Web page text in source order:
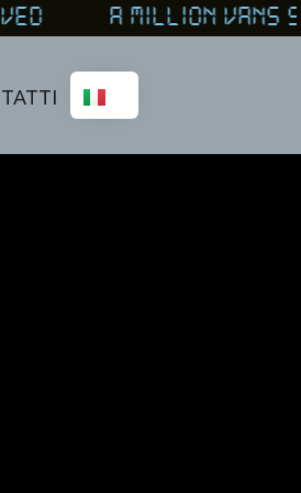
A MILLION